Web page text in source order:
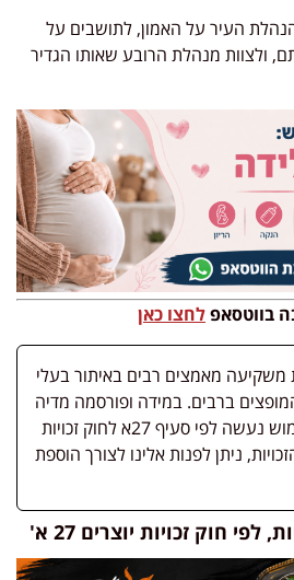
העיר על האמון, לתושבים על
ולצוות מנהלת הרובע שאותו הגדיר
בווטסאפלחצו כאן
מאמצים רבים באיתור בעלי
ברבים. במידה ופורסמה מדיה
שבעליה אינו ידוע, השימוש נעשה לפי סעיף 27א לחוק זכויות
ניתן לפנות אלינו לצורך הוספת
חוק זכויות יוצרים 27 א'